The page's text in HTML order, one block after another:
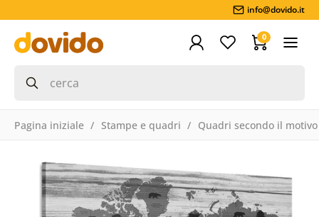
info@dovido.it
0
Pagina iniziale Stampe e quadri Quadri secondo il motivo